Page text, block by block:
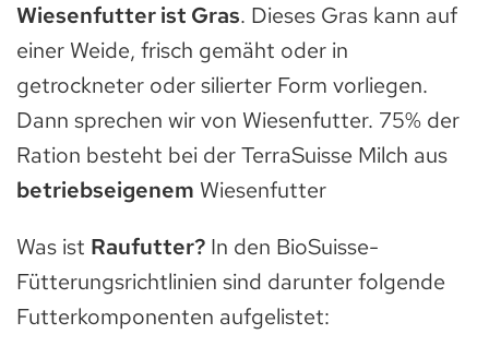
Wiesenfutter ist Gras. Dieses Gras kann auf
einer Weide, frisch gemäht oder in
getrockneter oder silierter Form vorliegen.
Dann sprechen wir von Wiesenfutter. 75% der
Ration besteht bei der TerraSuisse Milch aus
betriebseigenem Wiesenfutter
Was ist Raufutter? In den BioSuisse-
Fütterungsrichtlinien sind darunter folgende
Futterkomponenten aufgelistet: